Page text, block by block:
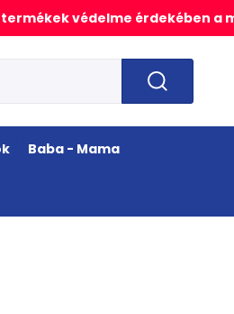
védelme érdekében a
Baba - Mama